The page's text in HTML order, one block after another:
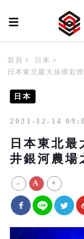
首頁
日本
日本東北最大規模彩
日本
2021-12-14
日本東北
井銀河農場
- A +